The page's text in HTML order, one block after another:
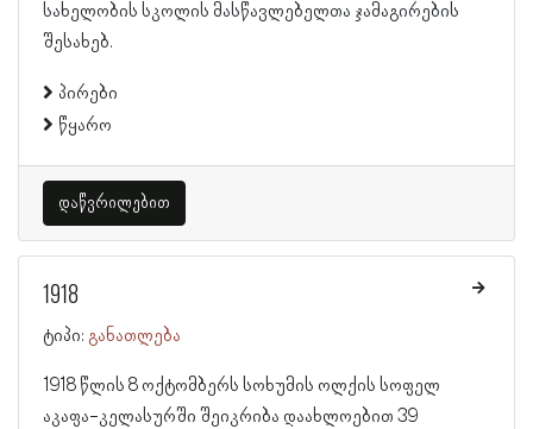
სახელობის სკოლის მასწავლებელთა ჯამაგირების
შესახებ.
პირები
წყარო
დაწვრილებით
1918
ტიპი: განათლება
1918 წლის 8 ოქტომბერს სოხუმის ოლქის სოფელ
აკაფა-კელასურში შეიკრიბა დაახლოებით 39